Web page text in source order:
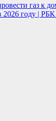
газ
2026 году |